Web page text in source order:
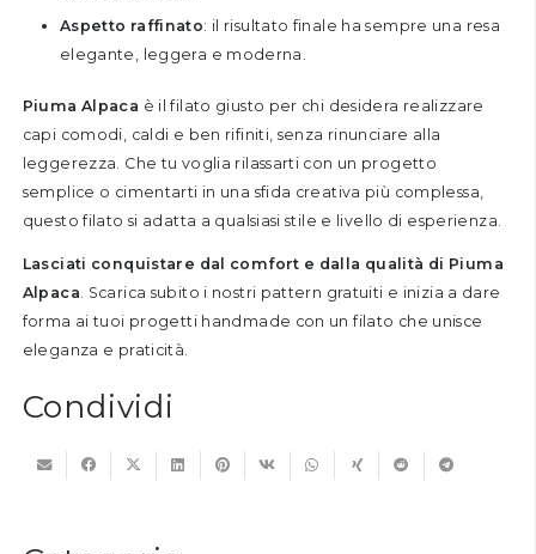
Aspetto raffinato: il risultato finale ha sempre una resa
elegante, leggera e moderna.
Piuma Alpaca è il filato giusto per chi desidera realizzare
capi comodi, caldi e ben rifiniti, senza rinunciare alla
leggerezza. Che tu voglia rilassarti con un progetto
semplice o cimentarti in una sfida creativa più complessa,
questo filato si adatta a qualsiasi stile e livello di esperienza.
Lasciati conquistare dal comfort e dalla qualità di Piuma
Alpaca. Scarica subito i nostri pattern gratuiti e inizia a dare
forma ai tuoi progetti handmade con un filato che unisce
eleganza e praticità.
Condividi